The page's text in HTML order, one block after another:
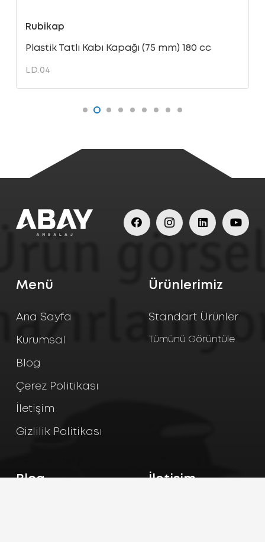
Rubikap
Plastik Tatlı Kabı Kapağı (75 mm) 180 cc
LD.04
Menü
Ana Sayfa
Kurumsal
Blog
Çerez Politikası
İletişim
Gizlilik Politikası
Ürünlerimiz
Standart Ürünler
Tümünü Görüntüle
Blog İletişim